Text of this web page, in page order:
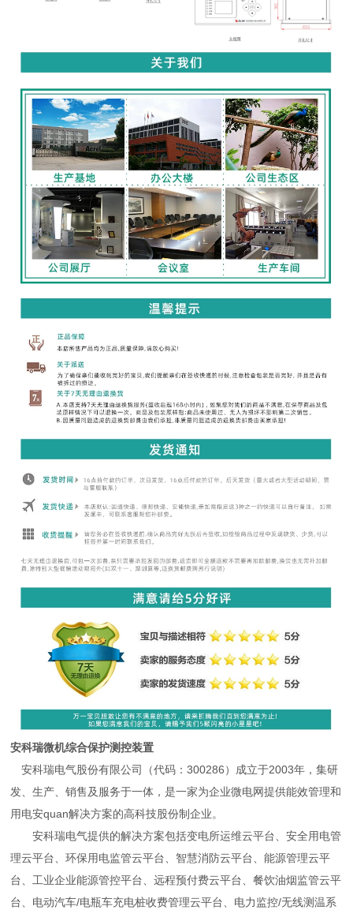
安科瑞微机综合保护测控装置
安科瑞电气股份有限公司（代码：300286）成立于2003年，集研
发、生产、销售及服务于一体，是一家为企业微电网提供能效管理和
用电安quan解决方案的高科技股份制企业。
安科瑞电气提供的解决方案包括变电所运维云平台、安全用电管
理云平台、环保用电监管云平台、智慧消防云平台、能源管理云平
台、工业企业能源管控平台、远程预付费云平台、餐饮油烟监管云平
台、电动汽车/电瓶车充电桩收费管理云平台、电力监控/无线测温系